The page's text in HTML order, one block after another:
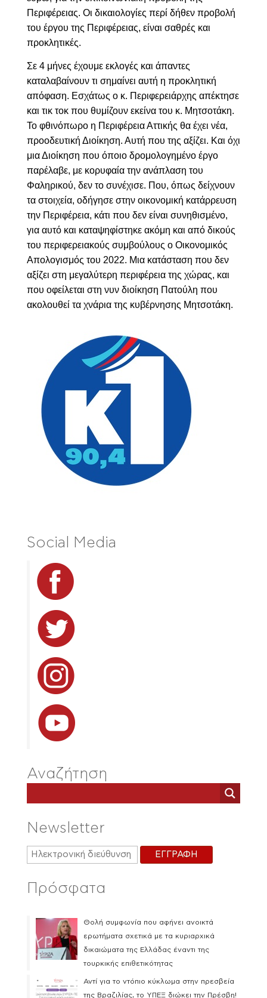
Περιφέρειας. Οι δικαιολογίες περί δήθεν προβολή
του έργου της Περιφέρειας, είναι σαθρές και
προκλητικές.
Σε 4 μήνες έχουμε εκλογές και άπαντες
καταλαβαίνουν τι σημαίνει αυτή η προκλητική
απόφαση. Εσχάτως ο κ. Περιφερειάρχης απέκτησε
και τικ τοκ που θυμίζουν εκείνα του κ. Μητσοτάκη.
Το φθινόπωρο η Περιφέρεια Αττικής θα έχει νέα,
προοδευτική Διοίκηση. Αυτή που της αξίζει. Και όχι
μια Διοίκηση που όποιο δρομολογημένο έργο
παρέλαβε, με κορυφαία την ανάπλαση του
Φαληρικού, δεν το συνέχισε. Που, όπως δείχνουν
τα στοιχεία, οδήγησε στην οικονομική κατάρρευση
την Περιφέρεια, κάτι που δεν είναι συνηθισμένο,
για αυτό και καταψηφίστηκε ακόμη και από δικούς
του περιφερειακούς συμβούλους ο Οικονομικός
Απολογισμός του 2022. Μια κατάσταση που δεν
αξίζει στη μεγαλύτερη περιφέρεια της χώρας, και
που οφείλεται στη νυν διοίκηση Πατούλη που
ακολουθεί τα χνάρια της κυβέρνησης Μητσοτάκη.
Social Media
Αναζήτηση
Newsletter
Πρόσφατα
Θολή συμφωνία που αφήνει ανοικτά
ερωτήματα σχετικά με τα κυριαρχικά
δικαιώματα της Ελλάδας έναντι της
τουρκικής επιθετικότητας
Αντί για το ντόπιο κύκλωμα στην πρεσβεία
της Βραζιλίας, το ΥΠΕΞ διώκει την Πρέσβη!